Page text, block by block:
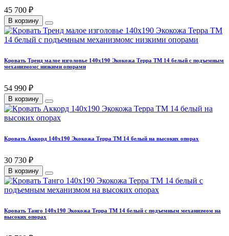
45 700 ₽
В корзину
Кровать Тренд малое изголовье 140х190 Экокожа Терра ТМ 14 белый с подъемным
механизмомс низкими опорами
54 990 ₽
В корзину
Кровать Аккорд 140х190 Экокожа Терра ТМ 14 белый на высоких опорах
30 730 ₽
В корзину
Кровать Танго 140х190 Экокожа Терра ТМ 14 белый с подъемным механизмом на
высоких опорах